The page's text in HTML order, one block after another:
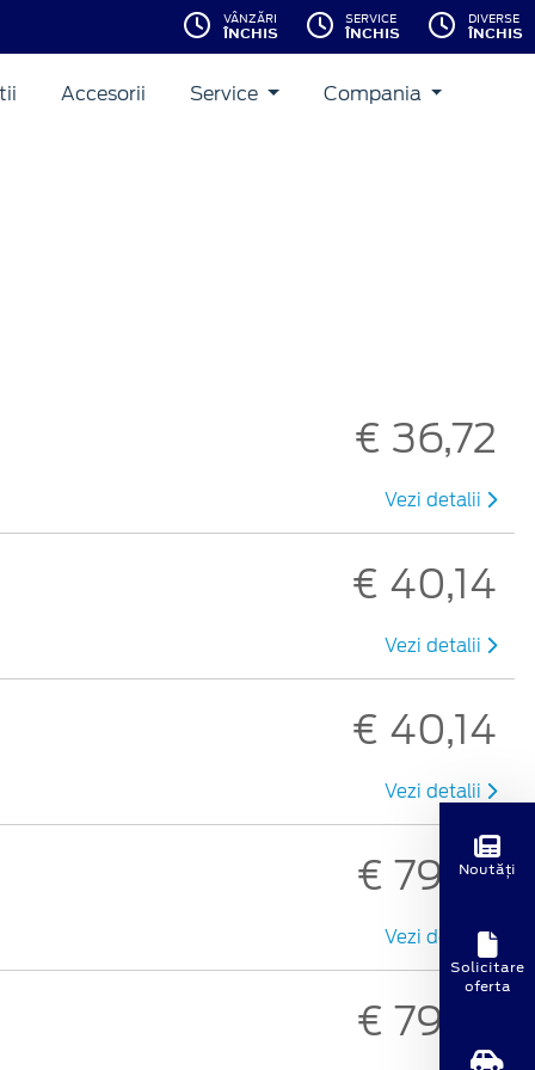
VÂNZĂRI
ÎNCHIS
SERVICE
ÎNCHIS
DIVERSE
ÎNCHIS
Accesorii Service Compania
€ 36,72
Vezi detalii
€ 40,14
Vezi detalii
€ 40,14
Vezi detalii
€ 79,47
Vezi detalii
€ 79,47
Noutăți
Solicitare
oferta